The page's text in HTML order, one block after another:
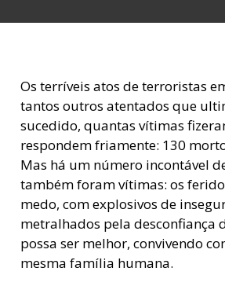
Os terríveis atos de terroristas
tantos outros atentados que
sucedido, quantas vítimas
respondem friamente: 130
Mas há um número incontável
também foram vítimas: os
medo, com explosivos de
metralhados pela desconfiança
possa ser melhor, convivendo
mesma família humana.